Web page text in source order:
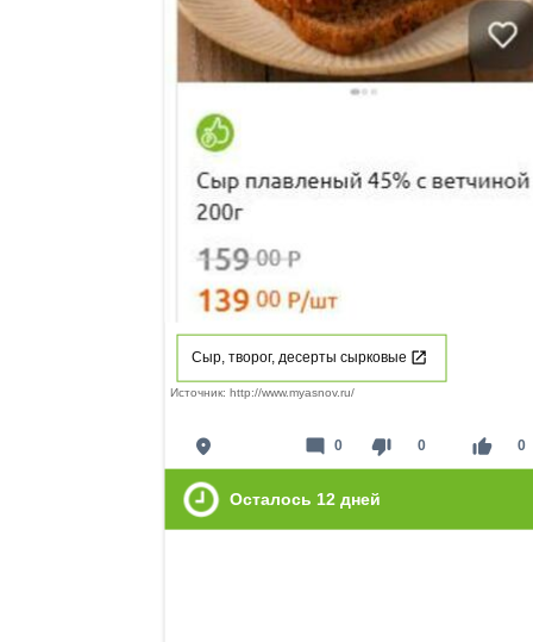
Сыр, творог, десерты сырковые
Источник: http://www.myasnov.ru/
place thumb_down 0 thumb_up 0
mode_comment 0
Осталось 12 дней